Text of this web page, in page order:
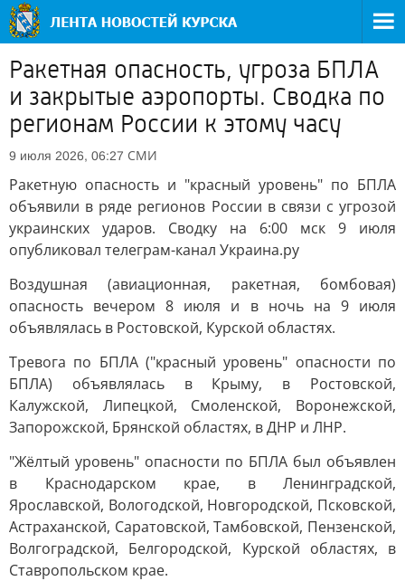
Ракетная опасность, угроза БПЛА
и закрытые аэропорты. Сводка по
регионам России к этому часу
9 июля 2026, 06:27 СМИ
Ракетную опасность и "красный уровень" по БПЛА
объявили в ряде регионов России в связи с угрозой
украинских ударов. Сводку на 6:00 мск 9 июля
опубликовал телеграм-канал Украина.ру
Воздушная (авиационная, ракетная, бомбовая)
опасность вечером 8 июля и в ночь на 9 июля
объявлялась в Ростовской, Курской областях.
Тревога по БПЛА ("красный уровень" опасности по
БПЛА) объявлялась в Крыму, в Ростовской,
Калужской, Липецкой, Смоленской, Воронежской,
Запорожской, Брянской областях, в ДНР и ЛНР.
"Жёлтый уровень" опасности по БПЛА был объявлен
в Краснодарском крае, в Ленинградской,
Ярославской, Вологодской, Новгородской, Псковской,
Астраханской, Саратовской, Тамбовской, Пензенской,
Волгоградской, Белгородской, Курской областях, в
Ставропольском крае.